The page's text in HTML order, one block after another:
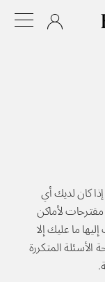
كان لديك أي
لأماكن
ما عليك إلا
المتكررة